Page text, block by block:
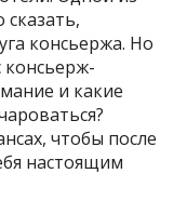
консьержа. Но
консьерж-
и какие
чтобы после
настоящим